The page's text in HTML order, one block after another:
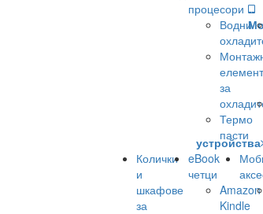
процесори
Водни
за
Термо
пасти
устройства
Колички
и
шкафове
за
eBook
четци
Amazon
Kindle